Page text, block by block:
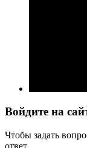
Войдите на
Чтобы задать